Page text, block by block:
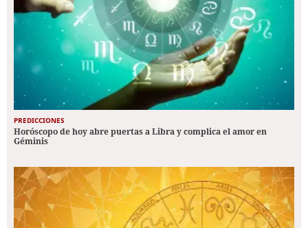
PREDICCIONES
Horóscopo de hoy abre puertas a Libra y complica el amor en
Géminis